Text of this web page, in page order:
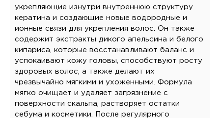
укрепляющие изнутри внутреннюю структуру
кератина и создающие новые водородные и
ионные связи для укрепления волос. Он также
содержит экстракты дикого апельсина и белого
кипариса, которые восстанавливают баланс и
успокаивают кожу головы, способствуют росту
здоровых волос, а также делают их
чрезвычайно мягкими и ухоженными. Формула
мягко очищает и удаляет загрязнение с
поверхности скальпа, растворяет остатки
себума и косметики. После регулярного